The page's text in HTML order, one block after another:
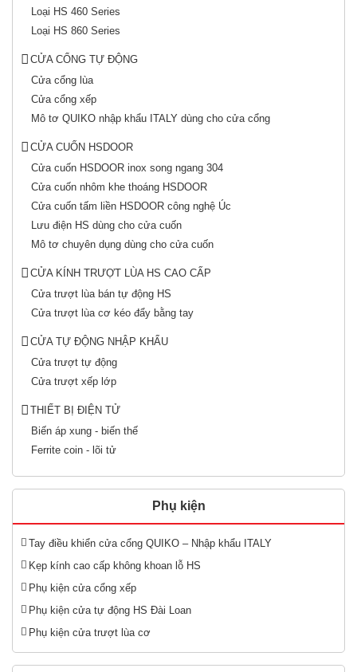
Loại HS 460 Series
Loại HS 860 Series
CỬA CỔNG TỰ ĐỘNG
Cửa cổng lùa
Cửa cổng xếp
Mô tơ QUIKO nhập khẩu ITALY dùng cho cửa cổng
CỬA CUỐN HSDOOR
Cửa cuốn HSDOOR inox song ngang 304
Cửa cuốn nhôm khe thoáng HSDOOR
Cửa cuốn tấm liền HSDOOR công nghệ Úc
Lưu điện HS dùng cho cửa cuốn
Mô tơ chuyên dụng dùng cho cửa cuốn
CỬA KÍNH TRƯỢT LÙA HS CAO CẤP
Cửa trượt lùa bán tự động HS
Cửa trượt lùa cơ kéo đẩy bằng tay
CỬA TỰ ĐỘNG NHẬP KHẨU
Cửa trượt tự động
Cửa trượt xếp lớp
THIẾT BỊ ĐIỆN TỬ
Biến áp xung - biến thế
Ferrite coin - lõi tử
Phụ kiện
Tay điều khiển cửa cổng QUIKO – Nhập khẩu ITALY
Kẹp kính cao cấp không khoan lỗ HS
Phụ kiện cửa cổng xếp
Phụ kiện cửa tự động HS Đài Loan
Phụ kiện cửa trượt lùa cơ